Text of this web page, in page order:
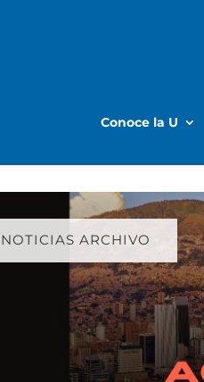
Conoce la U
NOTICIAS ARCHIVO